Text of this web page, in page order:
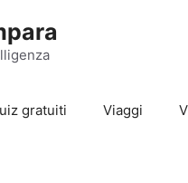
gratuiti Viaggi